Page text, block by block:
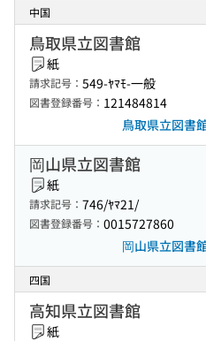
中国
鳥取県立図書館
紙
請求記号： 549-ﾔﾏﾓ-一般
図書登録番号： 121484814
鳥取県立図書
岡山県立図書館
紙
請求記号： 746/ﾔﾏ21/
図書登録番号： 0015727860
岡山県立図書
四国
高知県立図書館
紙